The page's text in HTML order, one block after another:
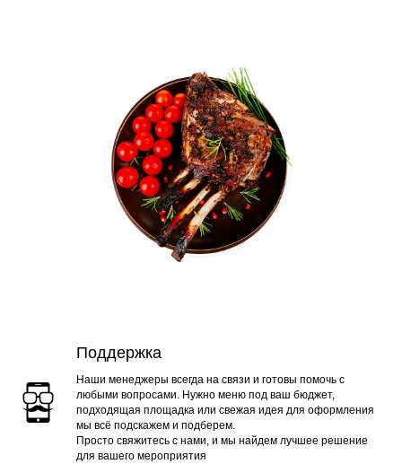
Поддержка
Наши менеджеры всегда на связи и готовы помочь с
любыми вопросами. Нужно меню под ваш бюджет,
подходящая площадка или свежая идея для оформления
мы всё подскажем и подберем.
Просто свяжитесь с нами, и мы найдем лучшее решение
для вашего мероприятия